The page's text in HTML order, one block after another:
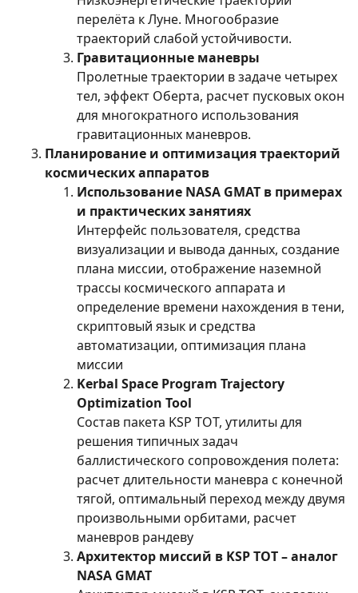
перелёта к Луне. Многообразие
траекторий слабой устойчивости.
Гравитационные маневры
Пролетные траектории в задаче четырех
тел, эффект Оберта, расчет пусковых окон
для многократного использования
гравитационных маневров.
Планирование и оптимизация траекторий
космических аппаратов
Использование NASA GMAT в примерах
и практических занятиях
Интерфейс пользователя, средства
визуализации и вывода данных, создание
плана миссии, отображение наземной
трассы космического аппарата и
определение времени нахождения в тени,
cкриптовый язык и средства
автоматизации, оптимизация плана
миссии
Kerbal Space Program Trajectory
Optimization Tool
Состав пакета KSP TOT, утилиты для
решения типичных задач
баллистического сопровождения полета:
расчет длительности маневра с конечной
тягой, оптимальный переход между двумя
произвольными орбитами, расчет
маневров рандеву
Архитектор миссий в KSP TOT – аналог
NASA GMAT